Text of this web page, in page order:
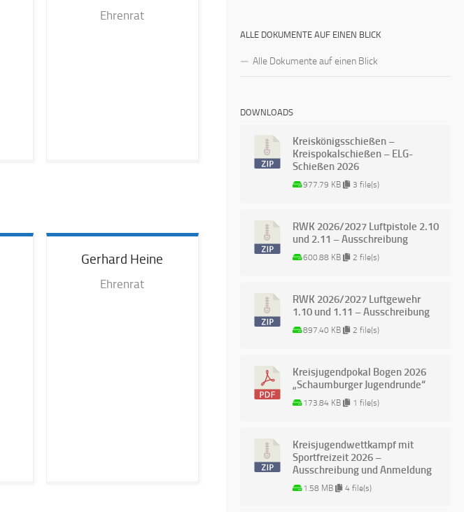
Ehrenrat
Gerhard Heine
Ehrenrat
ALLE DOKUMENTE AUF EINEN BLICK
Alle Dokumente auf einen Blick
DOWNLOADS
Kreiskönigsschießen –
Kreispokalschießen – ELG-
Schießen 2026
977.79 KB 3 file(s)
RWK 2026/2027 Luftpistole 2.10
und 2.11 – Ausschreibung
600.88 KB 2 file(s)
RWK 2026/2027 Luftgewehr
1.10 und 1.11 – Ausschreibung
897.40 KB 2 file(s)
Kreisjugendpokal Bogen 2026
„Schaumburger Jugendrunde“
173.84 KB 1 file(s)
Kreisjugendwettkampf mit
Sportfreizeit 2026 –
Ausschreibung und Anmeldung
1.58 MB 4 file(s)